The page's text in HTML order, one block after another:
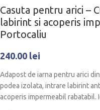
Casuta pentru arici –
labirint si acoperis
Portocaliu
240.00 lei
Adapost de iarna pentru arici
podea izolata, intrare labirint
acoperis impermeabil rabatabil.